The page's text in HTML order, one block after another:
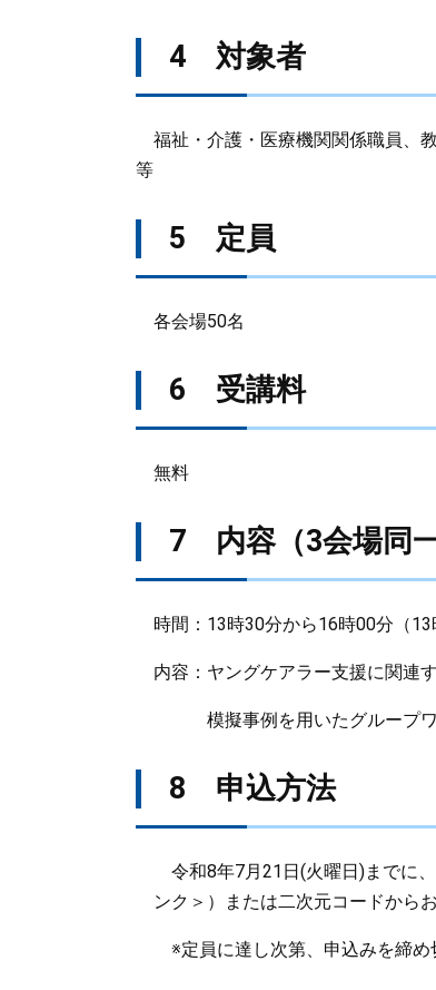
4 対象者
福祉・介護・医療機関関係職員、
等
5 定員
各会場50名
6 受講料
無料
7 内容（3会場同一
時間：13時30分から16時00分（13
内容：ヤングケアラー支援に関連
模擬事例を用いたグループワ
8 申込方法
令和8年7月21日(火曜日)までに
ンク＞ ）または二次元コードから
※定員に達し次第、申込みを締め